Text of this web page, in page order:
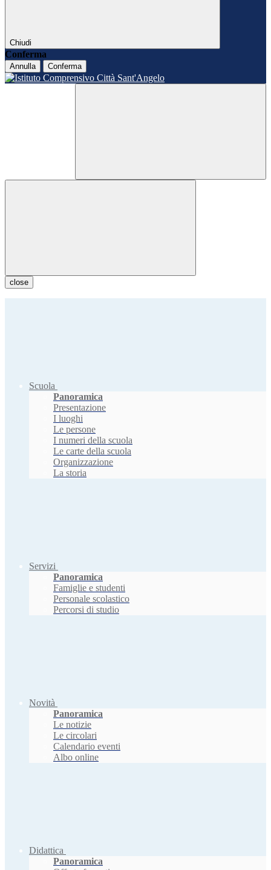
Chiudi
Conferma
Annulla Conferma
close
Scuola
Panoramica
Presentazione
I luoghi
Le persone
I numeri della scuola
Le carte della scuola
Organizzazione
La storia
Servizi
Panoramica
Famiglie e studenti
Personale scolastico
Percorsi di studio
Novità
Panoramica
Le notizie
Le circolari
Calendario eventi
Albo online
Didattica
Panoramica